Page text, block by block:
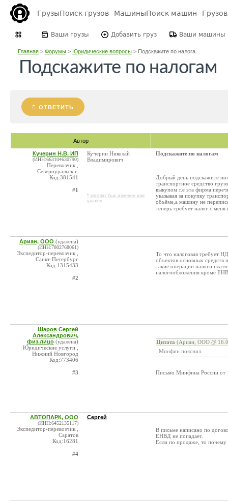
ГрузыПоиск грузов МашиныПоиск машин
Ваши грузы Добавить груз Ваши машины
Главная> Форумы> Юридические вопросы> Подскажите по налога...
Подскажите по налогам
ОТВЕТИТЬ
Автор
Кучерин Н.В. ИП
(ИНН:663104630790)
Перевозчик ,
Североуральск г.
Код:381541
#1
Кучерин Николай
Владимирович
* контакт был изменен или
удален
Подскажите по налогам
Добрый день подскажите
транспортное средство
выкупом т.е эта фирма
указывая за покупку
объёме,а машину не
теперь требует налог с
Ариан, ООО (удалена)
(ИНН:7802768061)
Экспедитор-перевозчик ,
Санкт-Петербург
Код:1315433
#2
То что налоговая требует
объектов основных средств
такие операции налоги
налогообложения кроме
Шаров Сергей
Александрович,
физ.лицо (удалена)
Юридические услуги ,
Нижний Новгород
Код:773406
#3
Цитата (Ариан, ООО @
Минфин пояснил
Письмо Минфина России от
АВТОПАРК, ООО
(ИНН:6452135117)
Экспедитор-перевозчик ,
Саратов
Код:16281
#4
Сергей
В письме написано по
ЕНВД не попадает.
Если по продаже, то почему